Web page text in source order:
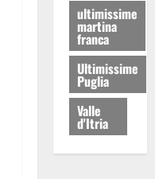
ultimissime
martina
franca
Ultimissime
Puglia
Valle
d'Itria